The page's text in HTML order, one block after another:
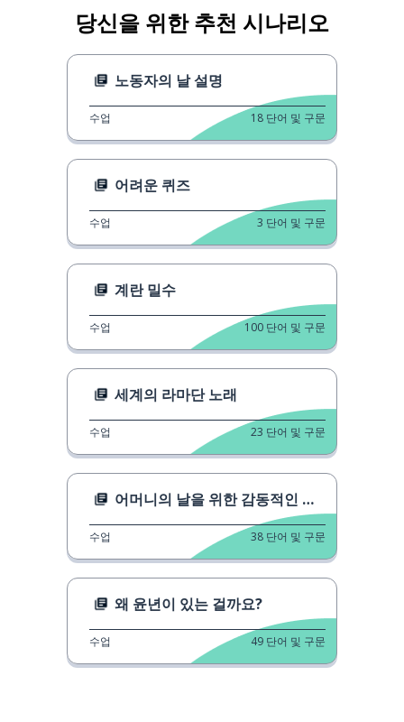
당신을 위한 추천 시나리오
노동자의 날 설명
수업 18 단어 및 구문
어려운 퀴즈
수업 3 단어 및 구문
계란 밀수
수업 100 단어 및 구문
세계의 라마단 노래
수업 23 단어 및 구문
어머니의 날을 위한 감동적인 비디오
수업 38 단어 및 구문
왜 윤년이 있는 걸까요?
수업 49 단어 및 구문